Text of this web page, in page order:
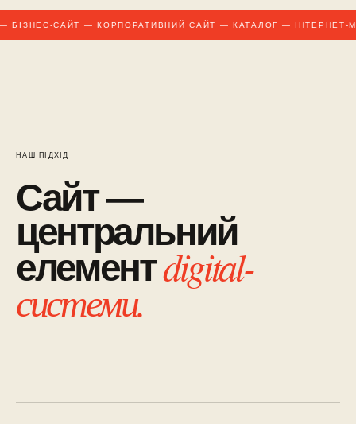
БІЗНЕС-САЙТ — КОРПОРАТИВНИЙ САЙТ — КАТАЛОГ — ІНТЕРНЕТ-
НАШ ПІДХІД
Сайт —
центральний
елементdigital-
системи.